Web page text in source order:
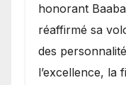
honorant
réaffirmé sa
des
l’excellence, la